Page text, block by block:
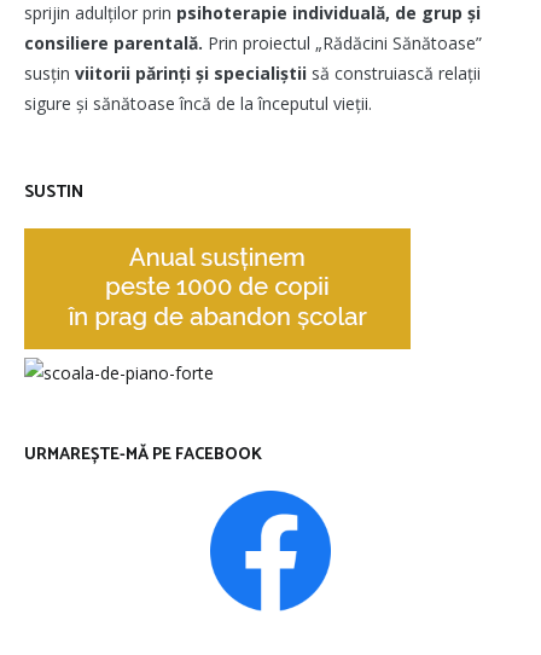
sprijin adulților prin psihoterapie individuală, de grup și
consiliere parentală. Prin proiectul „Rădăcini Sănătoase”
susțin viitorii părinți și specialiștii să construiască relații
sigure și sănătoase încă de la începutul vieții.
SUSTIN
URMAREȘTE-MĂ PE FACEBOOK